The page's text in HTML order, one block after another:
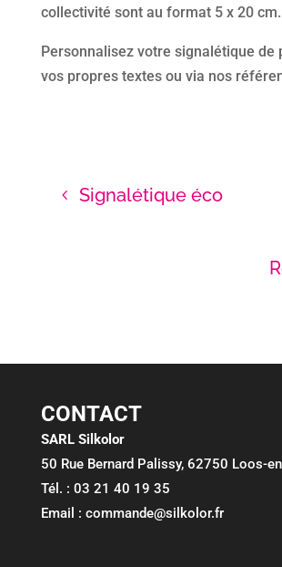
collectivité sont au format 5 x 20 cm.
Personnalisez votre signalétique de
vos propres textes ou via nos
Signalétique éco
CONTACT
SARL Silkolor
50 Rue Bernard Palissy, 62750 Loos-
Tél. : 03 21 40 19 35
Email : commande@silkolor.fr